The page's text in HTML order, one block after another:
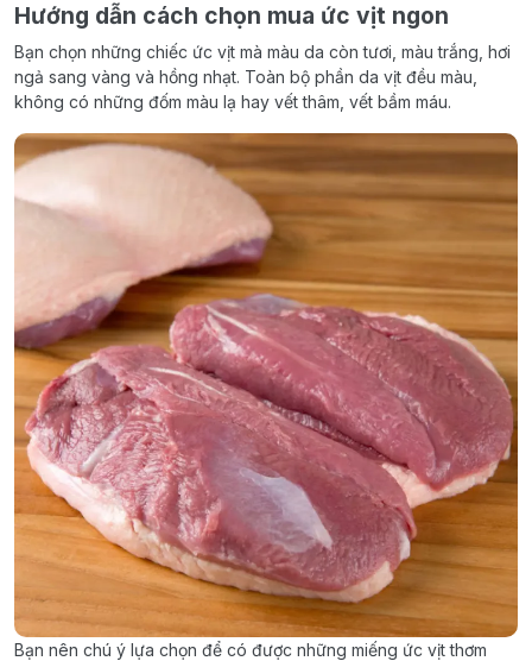
Hướng dẫn cách chọn mua ức vịt ngon
Bạn chọn những chiếc ức vịt mà màu da còn tươi, màu trắng, hơi
ngả sang vàng và hồng nhạt. Toàn bộ phần da vịt đều màu,
không có những đốm màu lạ hay vết thâm, vết bầm máu.
Bạn nên chú ý lựa chọn để có được những miếng ức vịt thơm